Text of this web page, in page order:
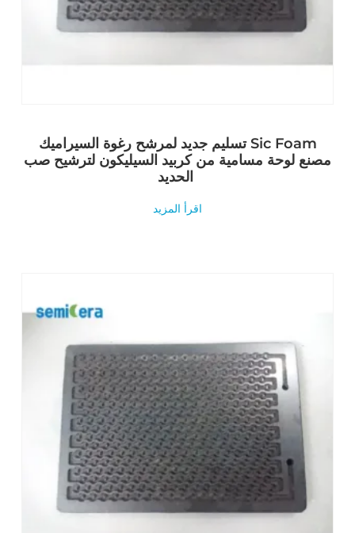
تسليم جديد لمرشح رغوة السيراميك Sic Foam
مصنع لوحة مسامية من كربيد السيليكون لترشيح صب
اقرأ المزيد